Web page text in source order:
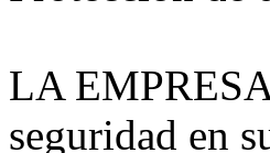
LA
seguridad en